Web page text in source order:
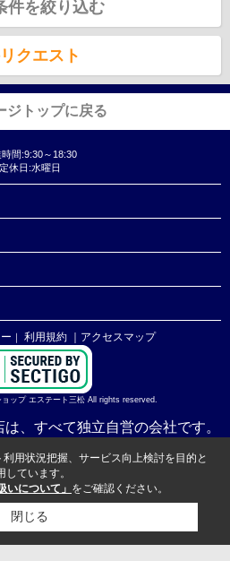
件を絞り込む
クエスト
ジトップに戻る
間:9:30～18:30
定休日:水曜日
｜ 利用規約 ｜アクセスマップ
ップ エステート三松 All rights reserved.
、すべて独立自営の会社です。
用状況把握、サービス向上検討を目的と
ています。
いについて」 をご確認ください。
閉じる